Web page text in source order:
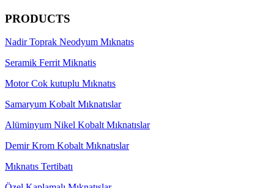
PRODUCTS
Nadir Toprak Neodyum Mıknatıs
Seramik Ferrit Miknatis
Motor Cok kutuplu Mıknatıs
Samaryum Kobalt Mıknatıslar
Alüminyum Nikel Kobalt Mıknatıslar
Demir Krom Kobalt Mıknatıslar
Mıknatıs Tertibatı